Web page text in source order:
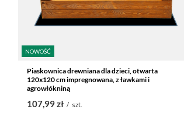
NOWOŚĆ
Piaskownica drewniana dla dzieci, otwarta
120x120 cm impregnowana, z ławkami i
agrowłókniną
107,99 zł / szt.